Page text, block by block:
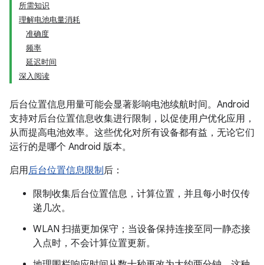
所需知识
理解电池电量消耗
准确度
频率
延迟时间
深入阅读
后台位置信息用量可能会显著影响电池续航时间。Android
支持对后台位置信息收集进行限制，以促使用户优化应用，
从而提高电池效率。这些优化对所有设备都有益，无论它们
运行的是哪个 Android 版本。
启用后台位置信息限制后：
限制收集后台位置信息，计算位置，并且每小时仅传
递几次。
WLAN 扫描更加保守；当设备保持连接至同一静态接
入点时，不会计算位置更新。